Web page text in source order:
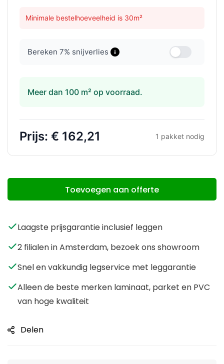
Minimale bestelhoeveelheid is 30m²
Bereken 7% snijverlies
Meer dan 100 m² op voorraad.
Prijs: € 162,21 1 pakket nodig
Toevoegen aan offerte
Laagste prijsgarantie inclusief leggen
2 filialen in Amsterdam, bezoek ons showroom
Snel en vakkundig legservice met leggarantie
Alleen de beste merken laminaat, parket en PVC
van hoge kwaliteit
Delen